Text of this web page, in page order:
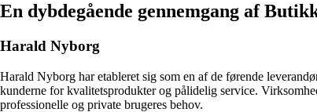
En dybdegående gennemgang af
Harald Nyborg
Harald Nyborg har etableret sig som en af de førende
kunderne for kvalitetsprodukter og pålidelig service.
professionelle og private brugeres behov.